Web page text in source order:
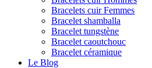
Bracelets cuir Femmes
Bracelet shamballa
Bracelet tungstène
Bracelet caoutchouc
Bracelet céramique
Le Blog